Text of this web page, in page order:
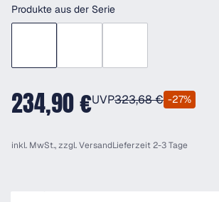
Produkte aus der Serie
234,90 €UVP323,68 € -27%
inkl. MwSt., zzgl.VersandLieferzeit 2-3 Tage